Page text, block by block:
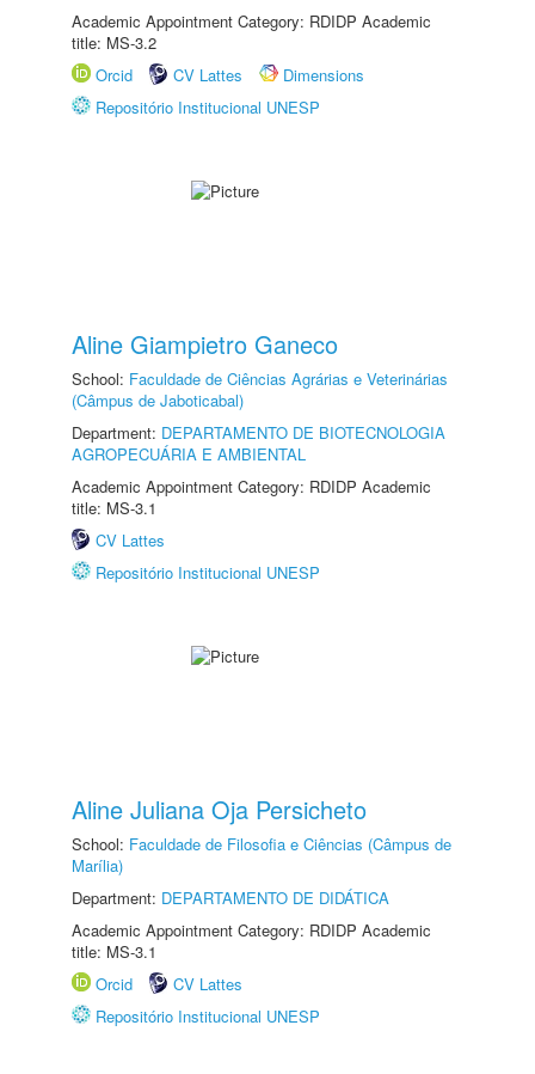
Academic Appointment Category: RDIDP Academic
title: MS-3.2
Orcid
CV Lattes
Dimensions
Repositório Institucional UNESP
Aline Giampietro Ganeco
School: Faculdade de Ciências Agrárias e Veterinárias
(Câmpus de Jaboticabal)
Department: DEPARTAMENTO DE BIOTECNOLOGIA
AGROPECUÁRIA E AMBIENTAL
Academic Appointment Category: RDIDP Academic
title: MS-3.1
CV Lattes
Repositório Institucional UNESP
Aline Juliana Oja Persicheto
School: Faculdade de Filosofia e Ciências (Câmpus de
Marília)
Department: DEPARTAMENTO DE DIDÁTICA
Academic Appointment Category: RDIDP Academic
title: MS-3.1
Orcid
CV Lattes
Repositório Institucional UNESP